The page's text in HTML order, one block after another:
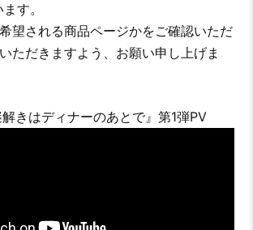
す。
望される商品ページかをご確認いただ
ただきますよう、お願い申し上げま
きはディナーのあとで』第1弾PV